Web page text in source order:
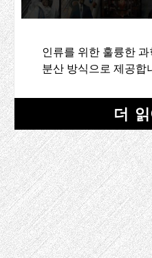
인류를 위한 훌륭한
분산 방식으로 제공합
더